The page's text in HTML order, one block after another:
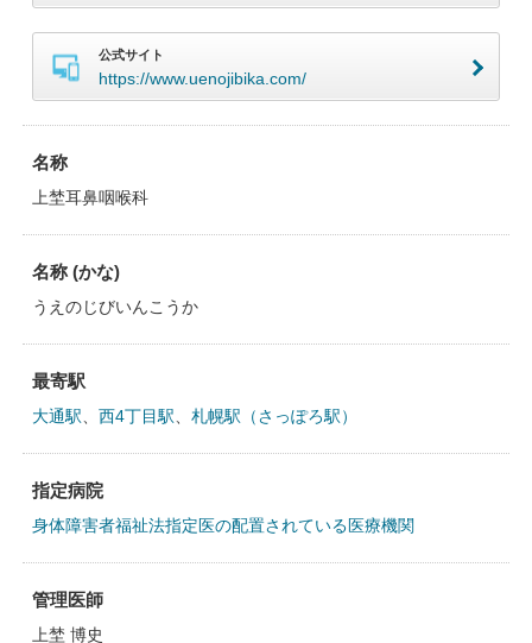
公式サイト
https://www.uenojibika.com/
名称
上埜耳鼻咽喉科
名称 (かな)
うえのじびいんこうか
最寄駅
大通駅 西4丁目駅 札幌駅（さっぽろ駅）
指定病院
身体障害者福祉法指定医の配置されている医療機関
管理医師
上埜 博史